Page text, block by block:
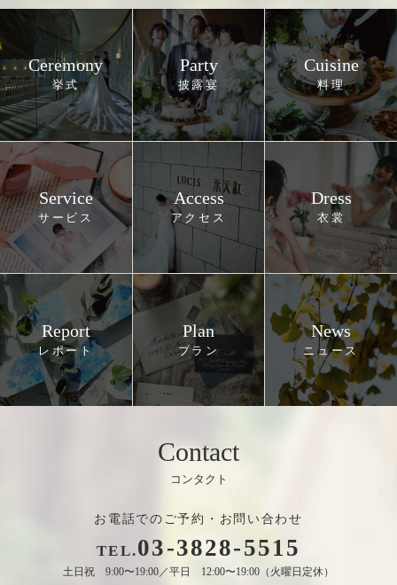
Ceremony Party Cuisine
Service Access Dress
Report Plan News
Contact
お電話でのご予約・お問い合わせ
TEL.03-3828-5515
土日祝 9:00〜19:00／平日 12:00〜19:00（火曜日定休）